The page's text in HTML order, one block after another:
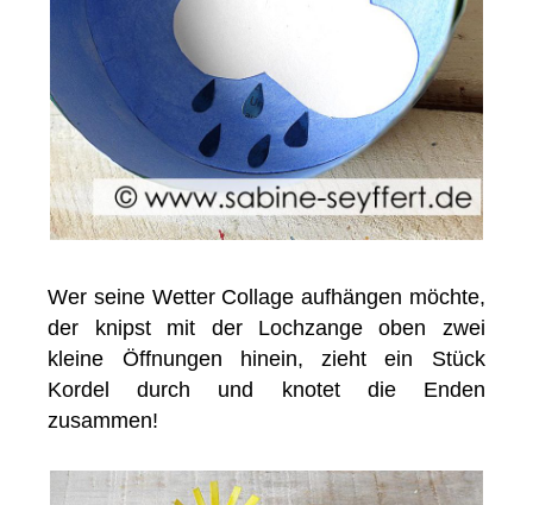
Wer seine Wetter Collage aufhängen möchte,
der knipst mit der Lochzange oben zwei
kleine Öffnungen hinein, zieht ein Stück
Kordel durch und knotet die Enden
zusammen!